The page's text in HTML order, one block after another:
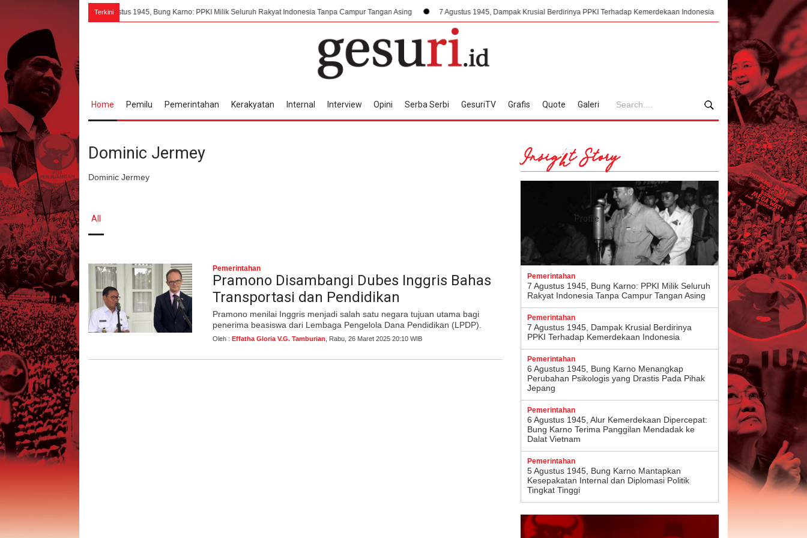
Terkini
7 Agustus 1945, Bung Karno: PPKI Milik Seluruh Rakyat Indonesia Tanpa Campur Tangan Asing 7 Agustus 1945, Dampak Krusial Berdirinya PPKI Terhadap Kemerdekaan Indonesia Mengorkestrasi Faksi, Sukarno,
Home Pemilu Pemerintahan Kerakyatan Internal Interview Opini Serba Serbi GesuriTV Grafis Quote Galeri
Dominic Jermey
Dominic Jermey
All Profile
Pemerintahan
Pramono Disambangi Dubes Inggris Bahas
Transportasi dan Pendidikan
Pramono menilai Inggris menjadi salah satu negara tujuan utama bagi
penerima beasiswa dari Lembaga Pengelola Dana Pendidikan (LPDP).
Oleh : Effatha Gloria V.G. Tamburian , Rabu, 26 Maret 2025 20:10 WIB
Insight Story
Pemerintahan
7 Agustus 1945, Bung Karno: PPKI Milik Seluruh
Rakyat Indonesia Tanpa Campur Tangan Asing
Pemerintahan
7 Agustus 1945, Dampak Krusial Berdirinya
PPKI Terhadap Kemerdekaan Indonesia
Pemerintahan
6 Agustus 1945, Bung Karno Menangkap
Perubahan Psikologis yang Drastis Pada Pihak
Jepang
Pemerintahan
6 Agustus 1945, Alur Kemerdekaan Dipercepat:
Bung Karno Terima Panggilan Mendadak ke
Dalat Vietnam
Pemerintahan
5 Agustus 1945, Bung Karno Mantapkan
Kesepakatan Internal dan Diplomasi Politik
Tingkat Tinggi